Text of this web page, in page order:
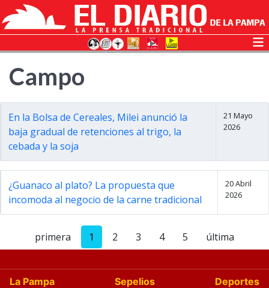
Campo
En la Bolsa de Cereales, Milei anunció la
baja gradual de retenciones al trigo, la
cebada y la soja
21 Mayo
2026
¿Guanaco al plato? La propuesta que
incomoda al negocio de la carne tradicional
20 Abril
2026
primera 1 2 3 4 5 última
La Pampa Sepelios
Deportes